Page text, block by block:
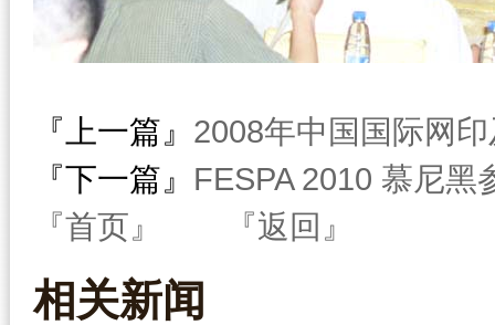
『上一篇』 2008年中国国际网
『下一篇』 FESPA 2010 慕尼黑
『首页』
『返回』
相关新闻